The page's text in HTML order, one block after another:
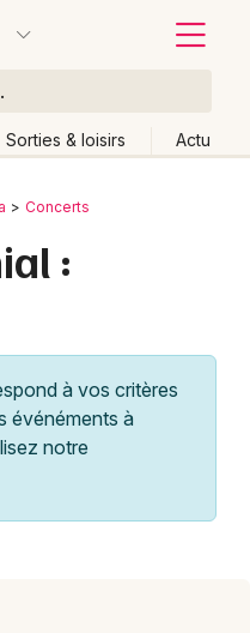
Sorties & loisirs Actu
Concerts
:
à vos critères
événéments à
notre
moi Changer de lieu
end Autre